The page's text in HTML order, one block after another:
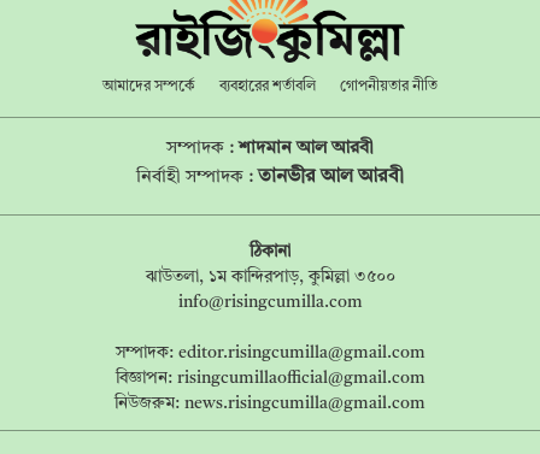
আমাদের সম্পর্কে ব্যবহারের শর্তাবলি গোপনীয়তার নীতি
সম্পাদক :শাদমান আল আরবী
নির্বাহী সম্পাদক : তানভীর আল আরবী
ঠিকানা
ঝাউতলা, ১ম কান্দিরপাড়, কুমিল্লা ৩৫০০
info@risingcumilla.com
সম্পাদক: editor.risingcumilla@gmail.com
বিজ্ঞাপন: risingcumillaofficial@gmail.com
নিউজরুম: news.risingcumilla@gmail.com